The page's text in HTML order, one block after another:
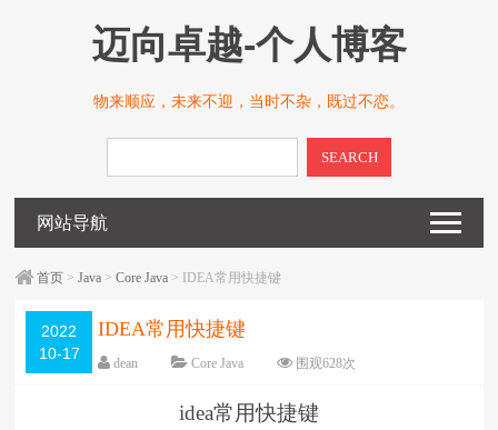
迈向卓越-个人博客
物来顺应，未来不迎，当时不杂，既过不恋。
SEARCH
网站导航
首页 >Java >Core Java > IDEA常用快捷键
2022
10-17
IDEA常用快捷键
dean Core Java 围观628次
中 小
idea常用快捷键